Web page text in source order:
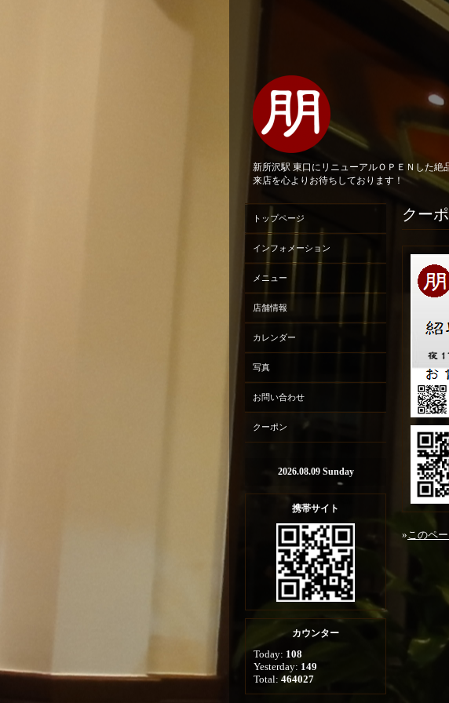
新所沢駅 東口にリニューアルＯＰＥＮした
来店を心よりお待ちしております！
クー
»このペ
トップページ
インフォメーション
メニュー
店舗情報
カレンダー
写真
お問い合わせ
クーポン
2026.08.09 Sunday
携帯サイト
カウンター
Today: 108
Yesterday: 149
Total: 464027